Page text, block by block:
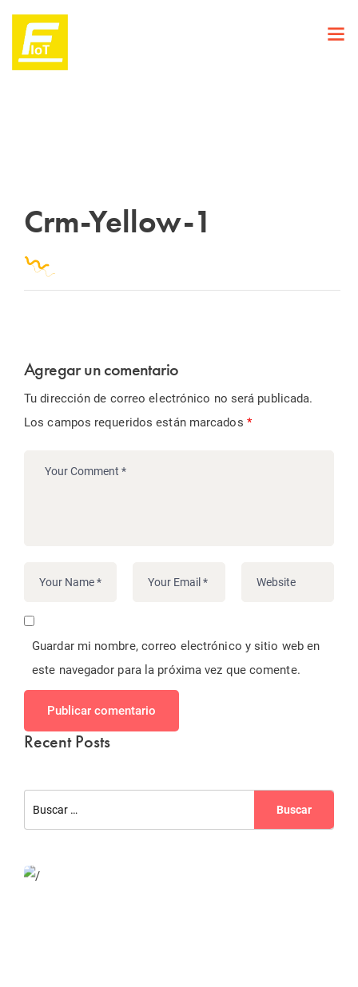
Crm-Yellow-1
Agregar un comentario
Tu dirección de correo electrónico no será publicada.
Los campos requeridos están marcados *
Guardar mi nombre, correo electrónico y sitio web en
este navegador para la próxima vez que comente.
Publicar comentario
Recent Posts